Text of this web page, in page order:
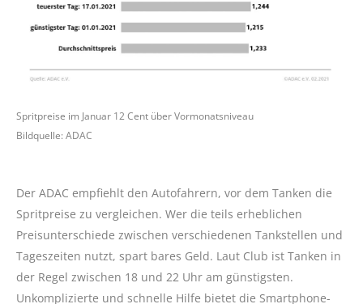
Spritpreise im Januar 12 Cent über Vormonatsniveau
Bildquelle: ADAC
Der ADAC empfiehlt den Autofahrern, vor dem Tanken die
Spritpreise zu vergleichen. Wer die teils erheblichen
Preisunterschiede zwischen verschiedenen Tankstellen und
Tageszeiten nutzt, spart bares Geld. Laut Club ist Tanken in
der Regel zwischen 18 und 22 Uhr am günstigsten.
Unkomplizierte und schnelle Hilfe bietet die Smartphone-